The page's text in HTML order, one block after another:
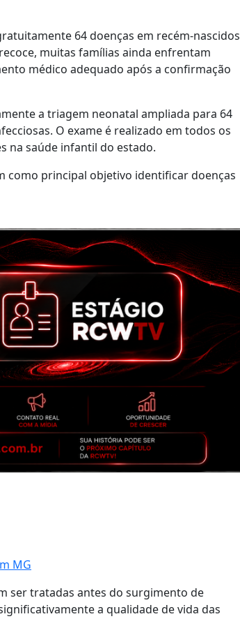
64 doenças em recém-nascidos
muitas famílias ainda enfrentam
médico adequado após a confirmação
a triagem neonatal ampliada para 64
O exame é realizado em todos os
na saúde infantil do estado.
como principal objetivo identificar doenças
MG
ser tratadas antes do surgimento de
a qualidade de vida das